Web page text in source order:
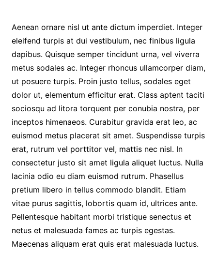
Aenean ornare nisl ut ante dictum imperdiet. Integer
eleifend turpis at dui vestibulum, nec finibus ligula
dapibus. Quisque semper tincidunt urna, vel viverra
metus sodales ac. Integer rhoncus ullamcorper diam,
ut posuere turpis. Proin justo tellus, sodales eget
dolor ut, elementum efficitur erat. Class aptent taciti
sociosqu ad litora torquent per conubia nostra, per
inceptos himenaeos. Curabitur gravida erat leo, ac
euismod metus placerat sit amet. Suspendisse turpis
erat, rutrum vel porttitor vel, mattis nec nisl. In
consectetur justo sit amet ligula aliquet luctus. Nulla
lacinia odio eu diam euismod rutrum. Phasellus
pretium libero in tellus commodo blandit. Etiam
vitae purus sagittis, lobortis quam id, ultrices ante.
Pellentesque habitant morbi tristique senectus et
netus et malesuada fames ac turpis egestas.
Maecenas aliquam erat quis erat malesuada luctus.